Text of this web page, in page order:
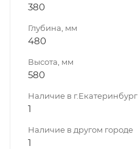
380
Глубина, мм
480
Высота, мм
580
Наличие в г.Екатеринбург
1
Наличие в другом городе
1